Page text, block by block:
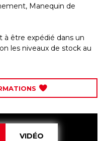
, Manequin de
être expédié dans un
les niveaux de stock au
VIDÉO